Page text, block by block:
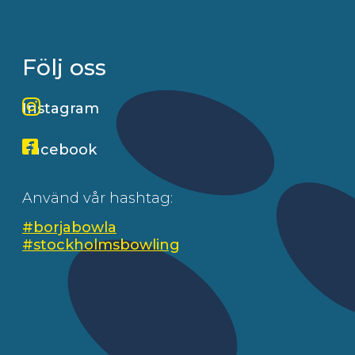
Följ oss
Instagram
Facebook
Använd vår hashtag:
#borjabowla
#stockholmsbowling